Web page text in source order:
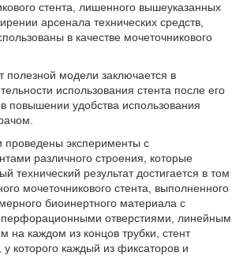
стента, лишенного вышеуказанных
арсенала технических средств,
в качестве мочеточникового
полезной модели заключается в
использования стента после его
повышении удобства использования
проведены эксперименты с
различного строения, которые
технический результат достигается в том
мочеточникового стента, выполненного
биоинертного материала с
отверстиями, линейным
на каждом из концов трубки, стент
которого каждый из фиксаторов и